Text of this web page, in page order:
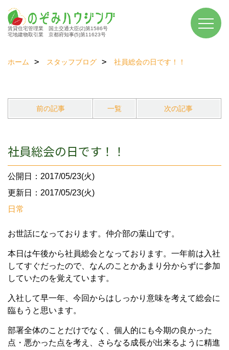
賃貸住宅管理業 国土交通大臣(2)第1586号
宅地建物取引業 京都府知事(5)第11623号
ホーム スタッフブログ 社員総会の日です！！
前の記事 一覧 次の記事
社員総会の日です！！
公開日：2017/05/23(火)
更新日：2017/05/23(火)
日常
お世話になっております。仲介部の葉山です。
本日は午後から社員総会となっております。一年前は入社
してすぐだったので、なんのことかあまり分からずに参加
していたのを覚えています。
入社して早一年、今回からはしっかり意味を考えて総会に
臨もうと思います。
部署全体のことだけでなく、個人的にも今期の良かった
点・悪かった点を考え、さらなる成長が出来るように精進